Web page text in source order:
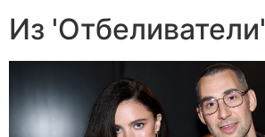
Из 'Отбеливатели'